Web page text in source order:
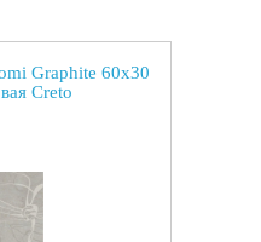
Graphite 60x30
Creto